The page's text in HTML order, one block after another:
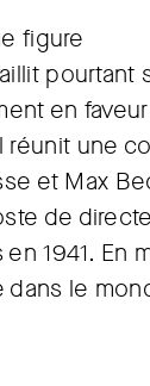
figure
pourtant
en faveur
réunit une
et Max
de
1941. En
dans le